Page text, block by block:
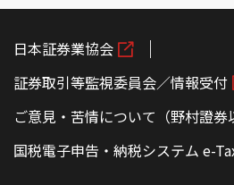
日本証券業協会
証券取引等監視委員会／情報受付
ご意見・苦情について（野村證券
国税電子申告・納税システム e-